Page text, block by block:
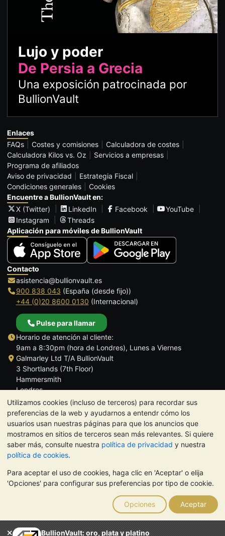
Utilizamos cookies (incluso de terceros) para recordar sus
preferencias de la web y ayudarnos a entendr cómo los
usuarios usan nuestras páginas para que los anuncios que
mostramos en sitios de terceros sean más relevantes. Si quiere
saber más, consulte nuestra política de privacidad y nuestra
política de cookies.
Para aceptar el uso de cookies, haga clic en 'Aceptar' o elija
'Opciones' para configurar sus preferencias por tipo de cookie.
Opciones Aceptar
BullionVault: oro, plata y platino
Lujo y poder
De Persia a Grecia
Una exposición patrocinada por
BullionVault
Enlaces
FAQs
Costes y comisiones
Calculadora de costes
Calculadora Kilos vs. Oz
Servicios a empresas
Programa de afiliados
Aviso de privacidad
Estrategia Fiscal
Condiciones generales
Cookies
Encuentre a BullionVault en:
X (Twitter)
LinkedIn Facebook
YouTube
Instagram
Threads
Aplicación para móviles de BullionVault
Contacto
asistencia@bullionvault.es
900 838 043 (España (desde fijo))
+44 (0)20 8600 0130 (Internacional)
Pulse para llamar
Horario de atención al cliente:
9am a 8:30pm (hora de Londres), Lunes a Viernes
Galmarley Ltd T/A BullionVault
3 Shortlands (7th Floor)
Hammersmith
Londres
W6 8DA
Reino Unido
NOTA: El valor de los metales preciosos puede tanto bajar como
subir. Las tendencias históricas no garantizan la evolución
futura de los precios. Nada de lo contenido en los sitios web de
BullionVault ni en ninguna de sus comunicaciones constituye
asesoramiento en materia de inversión. Debería buscar
asesoramiento profesional para determinar si poseer metales